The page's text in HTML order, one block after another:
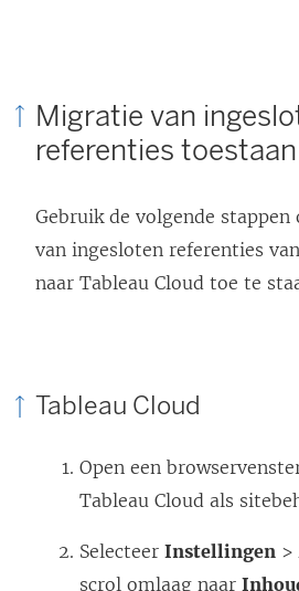
Migratie van
referenties toestaan
Gebruik de volgende
van ingesloten referenties van
naar Tableau Cloud toe te
Tableau Cloud
Open een
Tableau Cloud als
Selecteer Instellingen >
scrol omlaag naar